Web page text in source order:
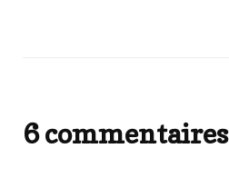
6 commentaires